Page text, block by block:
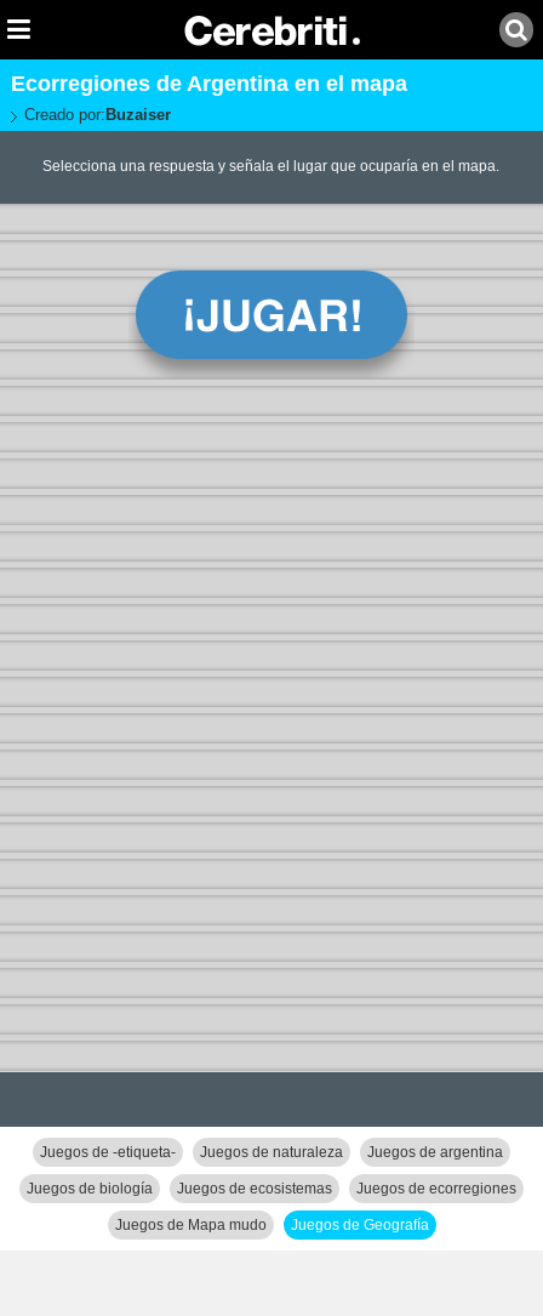
Ecorregiones de Argentina en el mapa
Creado por: Buzaiser
Selecciona una respuesta y señala el lugar que ocuparía en el mapa.
Juegos de -etiqueta- Juegos de naturaleza Juegos de argentina
Juegos de biología Juegos de ecosistemas Juegos de ecorregiones
Juegos de Mapa mudo Juegos de Geografía